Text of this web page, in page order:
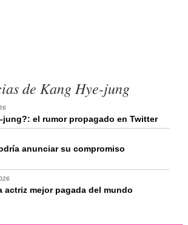
de Kang Hye-jung
jung?: el rumor propagado en Twitter
anunciar su compromiso
actriz mejor pagada del mundo